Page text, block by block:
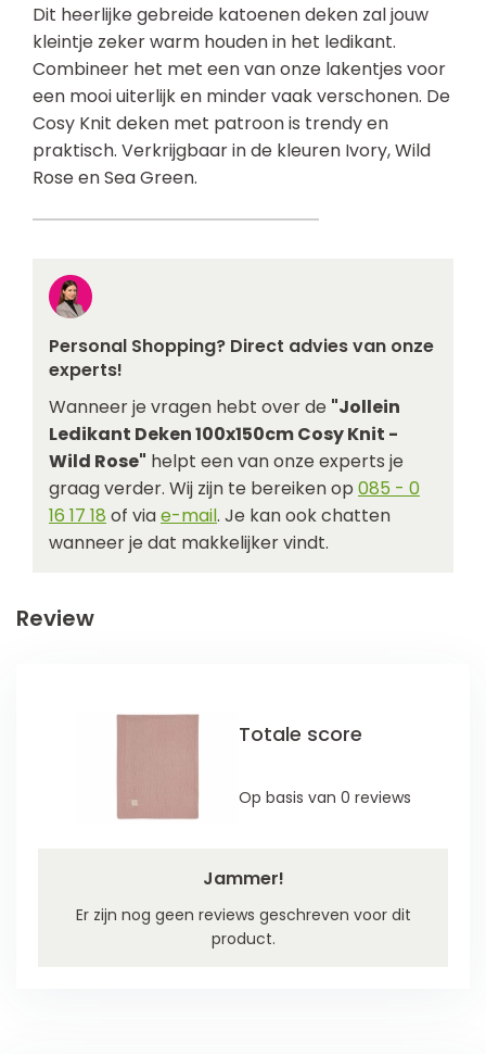
Dit heerlijke gebreide katoenen deken zal jouw
kleintje zeker warm houden in het ledikant.
Combineer het met een van onze lakentjes voor
een mooi uiterlijk en minder vaak verschonen. De
Cosy Knit deken met patroon is trendy en
praktisch. Verkrijgbaar in de kleuren Ivory, Wild
Rose en Sea Green.
Personal Shopping? Direct advies van onze
experts!
Wanneer je vragen hebt over de "Jollein
Ledikant Deken 100x150cm Cosy Knit -
Wild Rose" helpt een van onze experts je
graag verder. Wij zijn te bereiken op 085 - 0
16 17 18 of viae-mail. Je kan ook chatten
wanneer je dat makkelijker vindt.
Review
Jammer!
Er zijn nog geen reviews geschreven voor dit
product.
Totale score
Op basis van 0 reviews